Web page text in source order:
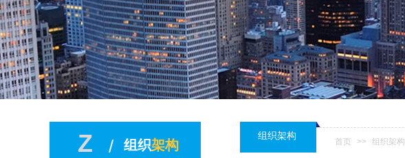
Z 组织架构
/ 组织架构 首页 >> 组织架构